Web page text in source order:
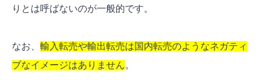
りとは呼ばないのが一般的です。
なお、 輸入転売や輸出転売は国内転売のようなネガティ
ブなイメージはありません。